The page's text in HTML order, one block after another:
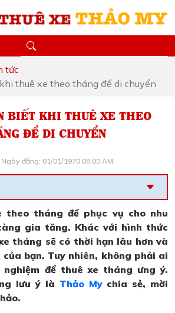
tức
thuê xe theo tháng để di chuyển
BIẾT KHI THUÊ XE THEO
ĐỂ DI CHUYỂN
Ngày đăng: 01/01/1970 08:00 AM
theo tháng để phục vụ cho nhu
gia tăng. Khác với hình thức
tháng sẽ có thời hạn lâu hơn và
bạn. Tuy nhiên, không phải ai
để thuê xe tháng ưng ý.
lưu ý là Thảo Mychia sẻ, mời